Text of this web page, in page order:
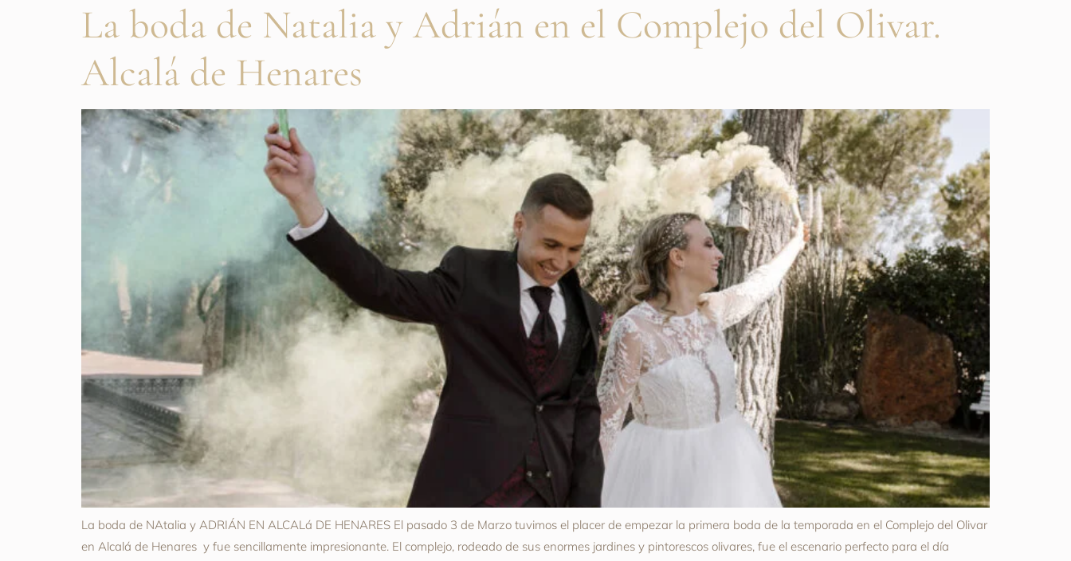
La boda de Natalia y Adrián en el Complejo del Olivar.
Alcalá de Henares
La boda de NAtalia y ADRIÁN EN ALCALá DE HENARES El pasado 3 de Marzo tuvimos el placer de empezar la primera boda de la temporada en el Complejo del Olivar
en Alcalá de Henares y fue sencillamente impresionante. El complejo, rodeado de sus enormes jardines y pintorescos olivares, fue el escenario perfecto para el día